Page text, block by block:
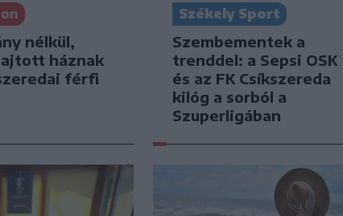
nélkül,
háznak
férfi
Székely Sport
Szembementek a
trenddel: a Sepsi OSK
és az FK Csíkszereda
kilóg a sorból a
Szuperligában